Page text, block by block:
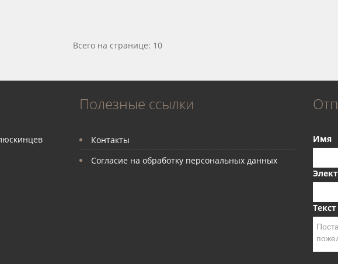
Всего на странице: 10
Полезные ссылки
Контакты
Согласие на обработку персональных данных
Имя
Текст